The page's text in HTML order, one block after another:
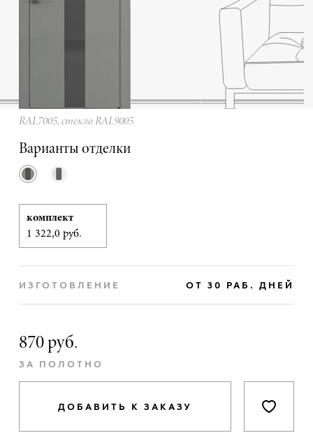
ИЗГОТОВЛЕНИЕ ОТ 30 РАБ. ДНЕЙ
870 руб.
ЗА ПОЛОТНО
ДОБАВИТЬ К ЗАКАЗУ
RAL7005, стекло RAL9005
Варианты отделки
комплект
1 322,0 руб.